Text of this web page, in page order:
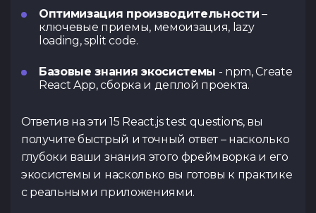
Оптимизация производительности –
ключевые приемы, мемоизация, lazy
loading, split code.
Базовые знания экосистемы - npm, Create
React App, сборка и деплой проекта.
Ответив на эти 15 React.js test questions, вы
получите быстрый и точный ответ – насколько
глубоки ваши знания этого фреймворка и его
экосистемы и насколько вы готовы к практике
с реальными приложениями.